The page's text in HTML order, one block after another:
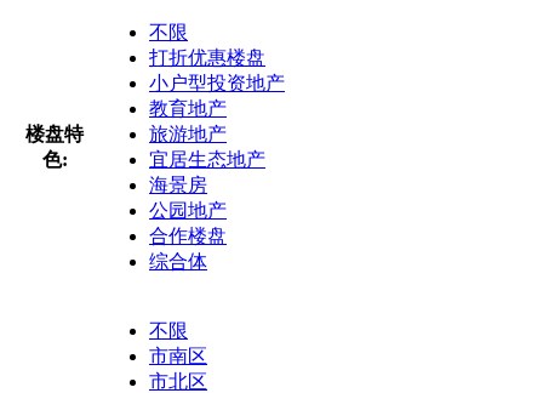
楼盘特
色:
不限
打折优惠楼盘
小户型投资地产
教育地产
旅游地产
宜居生态地产
海景房
公园地产
合作楼盘
综合体
不限
市南区
市北区